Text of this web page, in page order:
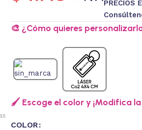
PRECIOS
🎨 ¿Cómo quieres
🖌️ Escoge el color y ¡Modifica
COLOR